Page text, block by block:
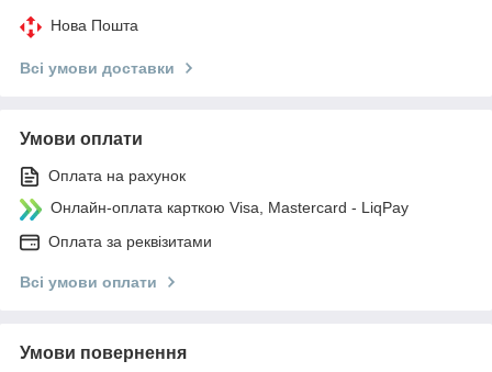
Нова Пошта
Всі умови доставки
Умови оплати
Оплата на рахунок
Онлайн-оплата карткою Visa, Mastercard - LiqPay
Оплата за реквізитами
Всі умови оплати
Умови повернення